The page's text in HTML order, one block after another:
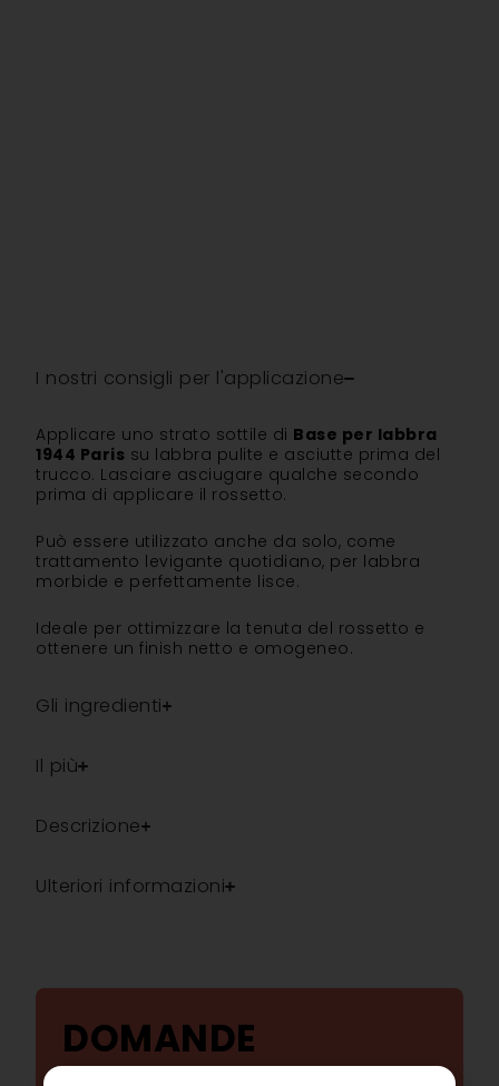
I nostri consigli per l'applicazione
Applicare uno strato sottile di Base per labbra
1944 Paris su labbra pulite e asciutte prima del
trucco. Lasciare asciugare qualche secondo
prima di applicare il rossetto.
Può essere utilizzato anche da solo, come
trattamento levigante quotidiano, per labbra
morbide e perfettamente lisce.
Ideale per ottimizzare la tenuta del rossetto e
ottenere un finish netto e omogeneo.
Gli ingredienti
Il più
Descrizione
Ulteriori informazioni
DOMANDE